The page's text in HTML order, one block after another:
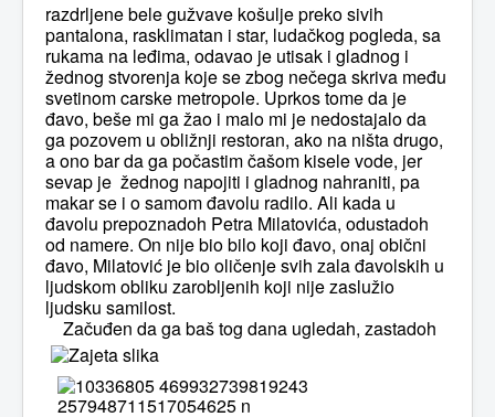
razdrljene bele gužvave košulje preko sivih
pantalona, rasklimatan i star, ludačkog pogleda, sa
rukama na leđima, odavao je utisak i gladnog i
žednog stvorenja koje se zbog nečega skriva među
svetinom carske metropole. Uprkos tome da je
đavo, beše mi ga žao i malo mi je nedostajalo da
ga pozovem u obližnji restoran, ako na ništa drugo,
a ono bar da ga počastim čašom kisele vode, jer
sevap je žednog napojiti i gladnog nahraniti, pa
makar se i o samom đavolu radilo. Ali kada u
đavolu prepoznadoh Petra Milatovića, odustadoh
od namere. On nije bio bilo koji đavo, onaj obični
đavo, Milatović je bio oličenje svih zala đavolskih u
ljudskom obliku zarobljenih koji nije zaslužio
ljudsku samilost.
Začuđen da ga baš tog dana ugledah, zastadoh